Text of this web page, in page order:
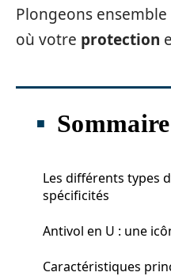
Plongeons
où votre protection
Sommaire
Les différents types
spécificités
Antivol en U : une
Caractéristiques